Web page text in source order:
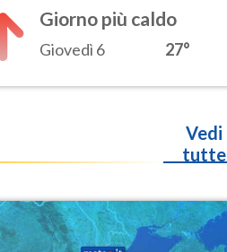
Giorno più caldo
Giovedì 6 27°
Vedi
tutte